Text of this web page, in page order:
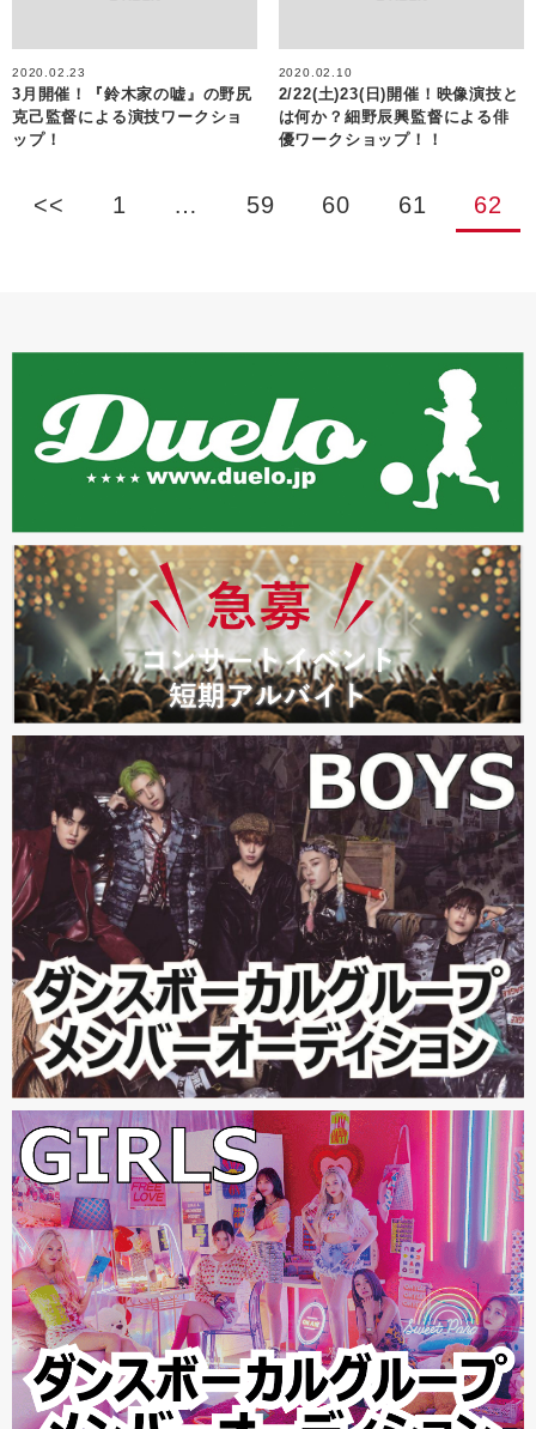
2020.02.23
3月開催！『鈴木家の嘘』の野尻
克己監督による演技ワークショ
ップ！
2020.02.10
2/22(土)23(日)開催！映像演技と
は何か？細野辰興監督による俳
優ワークショップ！！
<< 1 … 59 60 61 62